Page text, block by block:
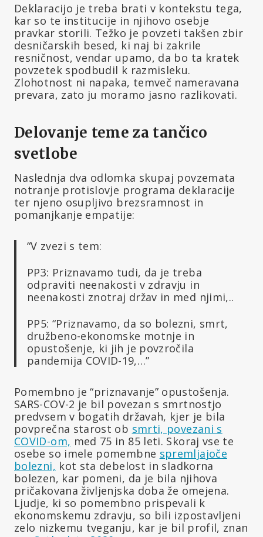
Deklaracijo je treba brati v kontekstu tega,
kar so te institucije in njihovo osebje
pravkar storili. Težko je povzeti takšen zbir
desničarskih besed, ki naj bi zakrile
resničnost, vendar upamo, da bo ta kratek
povzetek spodbudil k razmisleku.
Zlohotnost ni napaka, temveč nameravana
prevara, zato ju moramo jasno razlikovati.
Delovanje teme za tančico
svetlobe
Naslednja dva odlomka skupaj povzemata
notranje protislovje programa deklaracije
ter njeno osupljivo brezsramnost in
pomanjkanje empatije:
“V zvezi s tem:
PP3: Priznavamo tudi, da je treba
odpraviti neenakosti v zdravju in
neenakosti znotraj držav in med njimi,..
PP5: “Priznavamo, da so bolezni, smrt,
družbeno-ekonomske motnje in
opustošenje, ki jih je povzročila
pandemija COVID-19,…”
Pomembno je “priznavanje” opustošenja.
SARS-COV-2 je bil povezan s smrtnostjo
predvsem v bogatih državah, kjer je bila
povprečna starost ob smrti, povezani s
COVID-om, med 75 in 85 leti. Skoraj vse te
osebe so imele pomembne spremljajoče
bolezni, kot sta debelost in sladkorna
bolezen, kar pomeni, da je bila njihova
pričakovana življenjska doba že omejena.
Ljudje, ki so pomembno prispevali k
ekonomskemu zdravju, so bili izpostavljeni
zelo nizkemu tveganju, kar je bil profil, znan